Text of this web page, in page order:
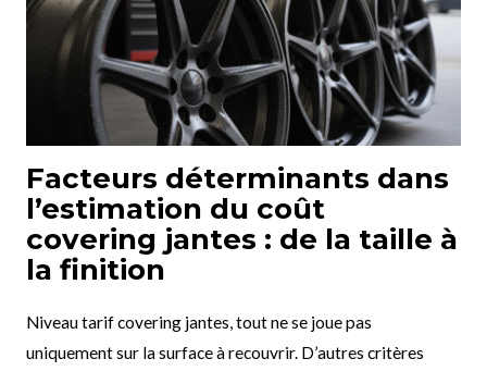
Facteurs déterminants dans
l’estimation du coût
covering jantes : de la taille à
la finition
Niveau tarif covering jantes, tout ne se joue pas
uniquement sur la surface à recouvrir. D’autres critères